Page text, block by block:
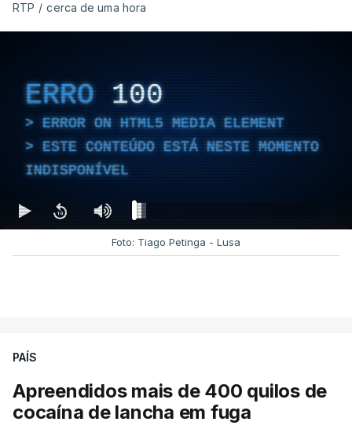
RTP / cerca de uma hora
ERRO 100
ERROR ON HTML5 MEDIA ELEMENT
ESTE CONTEÚDO ESTÁ NESTE MOMENTO
INDISPONÍVEL
Foto: Tiago Petinga - Lusa
PAÍS
Apreendidos mais de 400 quilos de
cocaína de lancha em fuga